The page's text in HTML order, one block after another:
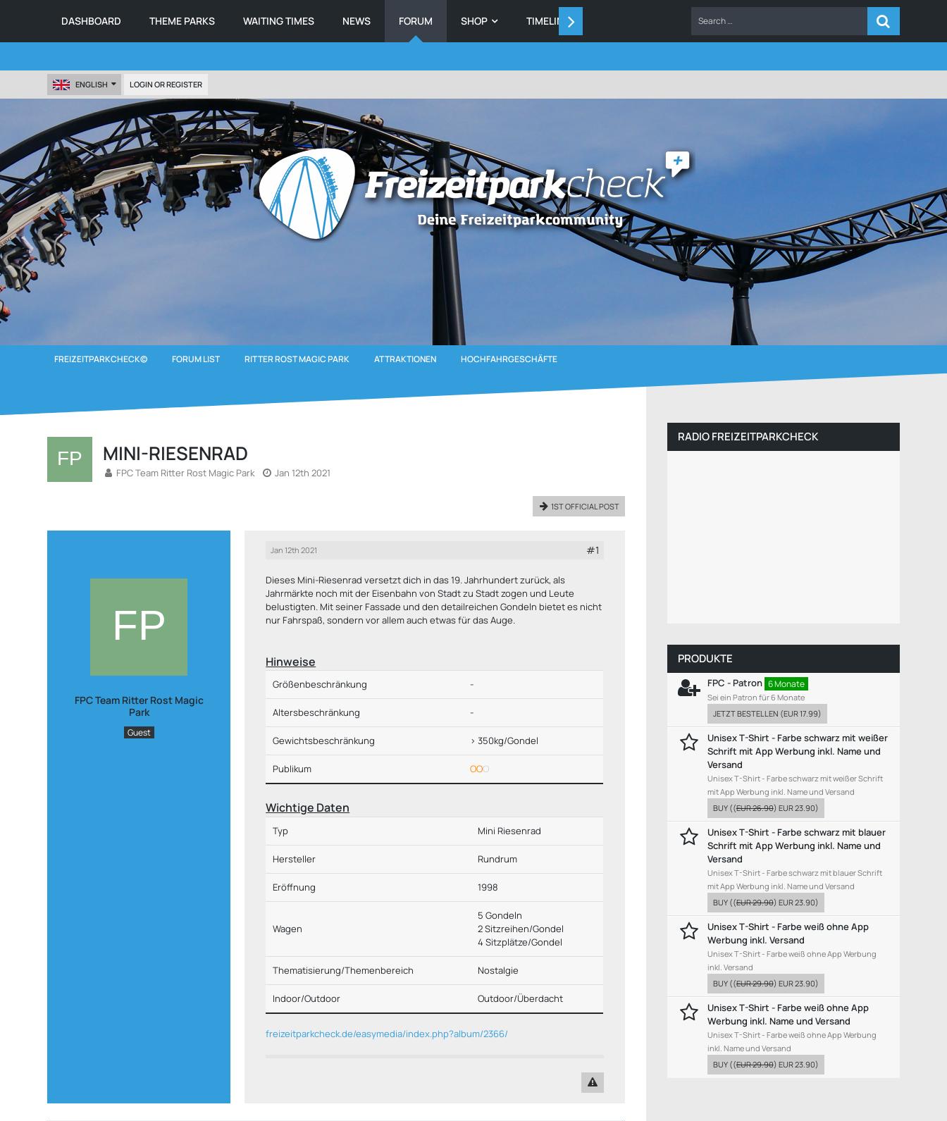
DASHBOARD THEME PARKS WAITING TIMES NEWS FORUM SHOP TIMELINE
ENGLISH LOGIN OR REGISTER
FREIZEITPARKCHECK© FORUM LIST RITTER ROST MAGIC PARK ATTRAKTIONEN HOCHFAHRGESCHÄFTE
MINI-RIESENRAD
FPC Team Ritter Rost Magic Park Jan 12th 2021
1ST OFFICIAL POST
FPC Team Ritter Rost Magic
Park
Guest
Jan 12th 2021 #1
Dieses Mini-Riesenrad versetzt dich in das 19. Jahrhundert zurück, als
Jahrmärkte noch mit der Eisenbahn von Stadt zu Stadt zogen und Leute
belustigten. Mit seiner Fassade und den detailreichen Gondeln bietet es nicht
nur Fahrspaß, sondern vor allem auch etwas für das Auge.
Hinweise
Größenbeschränkung -
Altersbeschränkung -
Gewichtsbeschränkung > 350kg/Gondel
Publikum OOO
Wichtige Daten
Typ Mini Riesenrad
Hersteller Rundrum
Eröffnung 1998
Wagen
5 Gondeln
2 Sitzreihen/Gondel
4 Sitzplätze/Gondel
Thematisierung/Themenbereich Nostalgie
Indoor/Outdoor Outdoor/Überdacht
freizeitparkcheck.de/easymedia/index.php?album/2366/
RADIO FREIZEITPARKCHECK
PRODUKTE
FPC - Patron 6 Monate
Sei ein Patron für 6 Monate
JETZT BESTELLEN (EUR 17.99)
Unisex T-Shirt - Farbe schwarz mit weißer
Schrift mit App Werbung inkl. Name und
Versand
Unisex T-Shirt - Farbe schwarz mit weißer Schrift
mit App Werbung inkl. Name und Versand
BUY ((EUR 26.90) EUR 23.90)
Unisex T-Shirt - Farbe schwarz mit blauer
Schrift mit App Werbung inkl. Name und
Versand
Unisex T-Shirt - Farbe schwarz mit blauer Schrift
mit App Werbung inkl. Name und Versand
BUY ((EUR 29.90) EUR 23.90)
Unisex T-Shirt - Farbe weiß ohne App
Werbung inkl. Versand
Unisex T-Shirt - Farbe weiß ohne App Werbung
inkl. Versand
BUY ((EUR 29.90) EUR 23.90)
Unisex T-Shirt - Farbe weiß ohne App
Werbung inkl. Name und Versand
Unisex T-Shirt - Farbe weiß ohne App Werbung
inkl. Name und Versand
BUY ((EUR 29.90) EUR 23.90)